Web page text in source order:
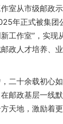
室从市级邮政
年正式被集团
工作室”，实现
政人才培养、
十余载初心如
邮政基层一线
天地，激励着